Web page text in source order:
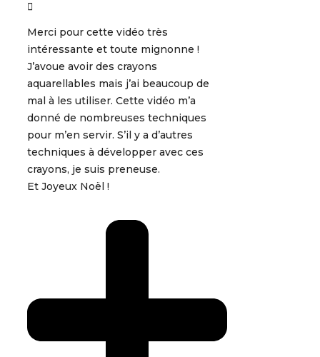
Merci pour cette vidéo très
intéressante et toute mignonne !
J’avoue avoir des crayons
aquarellables mais j’ai beaucoup de
mal à les utiliser. Cette vidéo m’a
donné de nombreuses techniques
pour m’en servir. S’il y a d’autres
techniques à développer avec ces
crayons, je suis preneuse.
Et Joyeux Noël !